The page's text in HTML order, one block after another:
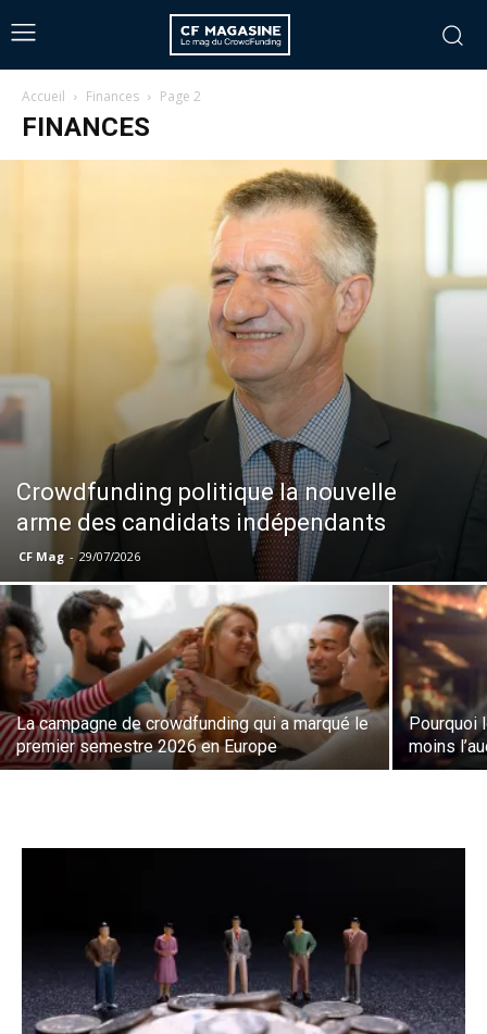
Accueil Finances Page 2
FINANCES
Crowdfunding politique la nouvelle
arme des candidats indépendants
CF Mag - 29/07/2026
La campagne de crowdfunding qui a marqué le
premier semestre 2026 en Europe
Pourquoi
moins